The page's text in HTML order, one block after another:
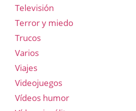
Televisión
Terror y miedo
Trucos
Varios
Viajes
Videojuegos
Vídeos humor